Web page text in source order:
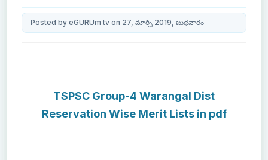
Posted by eGURUm tv on 27, మార్చి 2019, బుధవారం
TSPSC Group-4 Warangal Dist
Reservation Wise Merit Lists in pdf